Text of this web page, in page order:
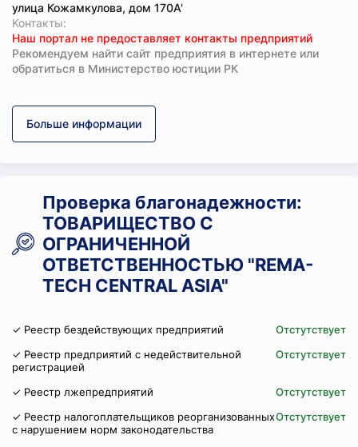
улица Кожамкулова, дом 170А'
Koнтaкты:
Наш портал не предоставляет контакты предприятий
Рекомендуем найти сайт предприятия в интернете или
обратиться в Министерство юстиции РК
Больше информации
Проверка благонадежности:
ТОВАРИЩЕСТВО С
ОГРАНИЧЕННОЙ
ОТВЕТСТВЕННОСТЬЮ "REMA-
TECH CENTRAL ASIA"
✓ Реестр бездействующих предприятий
Отстутствует
✓ Реестр предприятий с недействительной
регистрацией
Отстутствует
✓ Реестр лжепредприятий
Отстутствует
✓ Реестр налогоплательщиков реорганизованных
с нарушением норм законодательства
Отстутствует